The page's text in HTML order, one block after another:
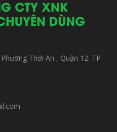
Thới An , Quận 12. TP